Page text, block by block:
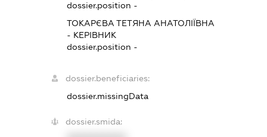
dossier.position -
ТОКАРЄВА ТЕТЯНА АНАТОЛІЇВНА
- КЕРІВНИК
dossier.position -
dossier.beneficiaries:
dossier.missingData
dossier.smida: